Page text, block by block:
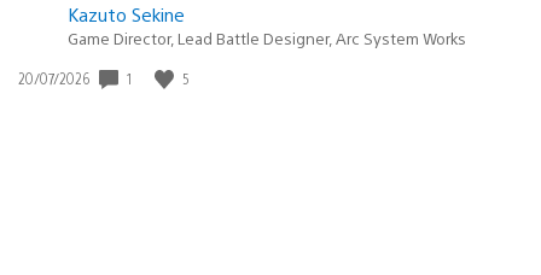
Kazuto Sekine
Game Director, Lead Battle Designer, Arc System Works
Data
20/07/2026 1 5